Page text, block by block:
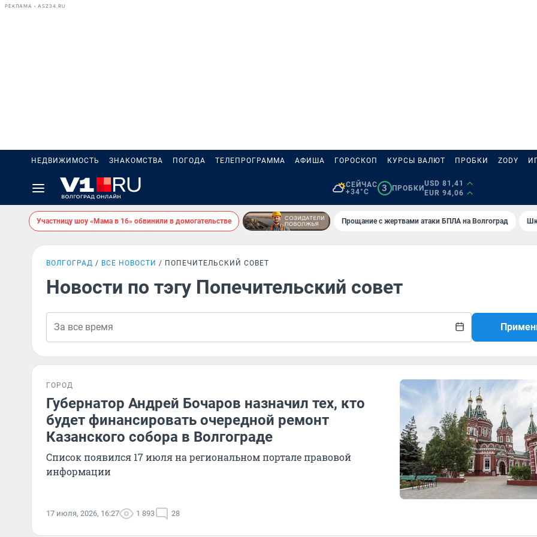
РЕКЛАМА • ASZ34.RU
НЕДВИЖИМОСТЬ ЗНАКОМСТВА ПОГОДА ТЕЛЕПРОГРАММА АФИША ГОРОСКОП КУРСЫ ВАЛЮТ ПРОБКИ ZODY
СЕЙЧАС
+34°C
3 ПРОБКИ
USD 81,41
EUR 94,06
Участницу шоу «Мама в 16» обвинили в домогательстве Прощание с жертвами атаки БПЛА на Волгоград
ВОЛГОГРАД ВСЕ НОВОСТИ ПОПЕЧИТЕЛЬСКИЙ СОВЕТ
Новости по тэгу Попечительский совет
ГОРОД
Губернатор Андрей Бочаров назначил тех, кто
будет финансировать очередной ремонт
Казанского собора в Волгограде
Список появился 17 июля на региональном портале правовой
информации
17 июля, 2026, 16:27 1 893 28